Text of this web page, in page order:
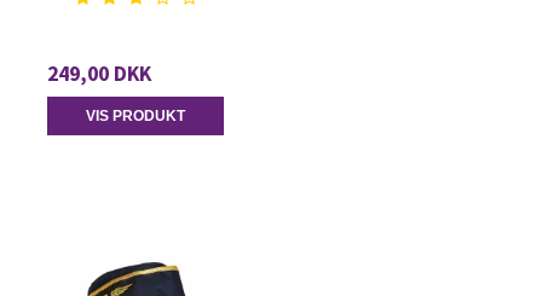
249,00 DKK
VIS PRODUKT